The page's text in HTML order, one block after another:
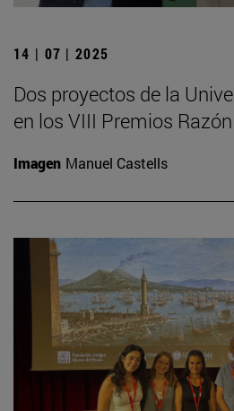
14 | 07 | 2025
Dos proyectos de la
en los VIII Premios
Imagen Manuel Castells